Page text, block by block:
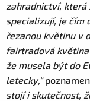
zahradnictví, která
specializují, je čím
řezanou květinu v
fairtradová
že musela být do
letecky,“
stojí i skutečnost,